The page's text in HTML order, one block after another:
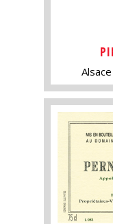
Alsace